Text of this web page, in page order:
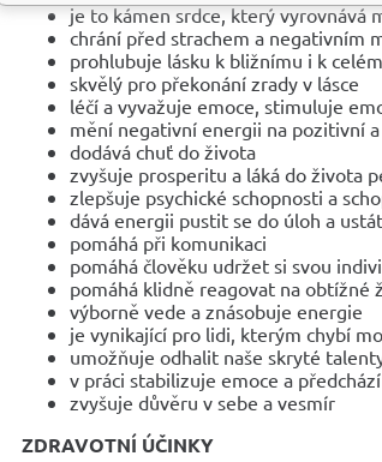
je to kámen srdce, který vyrovnává
chrání před strachem a negativním
prohlubuje lásku k bližnímu i k
skvělý pro překonání zrady v lásce
léčí a vyvažuje emoce, stimuluje
mění negativní energii na pozitivní
dodává chuť do života
zvyšuje prosperitu a láká do života
zlepšuje psychické schopnosti a
dává energii pustit se do úloh a
pomáhá při komunikaci
pomáhá člověku udržet si svou
pomáhá klidně reagovat na obtížné
výborně vede a znásobuje energie
je vynikající pro lidi, kterým chybí
umožňuje odhalit naše skryté
v práci stabilizuje emoce a
zvyšuje důvěru v sebe a vesmír
ZDRAVOTNÍ ÚČINKY